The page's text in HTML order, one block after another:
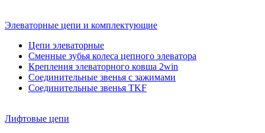
Элеваторные цепи и комплектующие
Цепи элеваторные
Сменные зубья колеса цепного элеватора
Крепления элеваторного ковша 2win
Соединительные звенья с зажимами
Соединительные звенья TKF
Лифтовые цепи